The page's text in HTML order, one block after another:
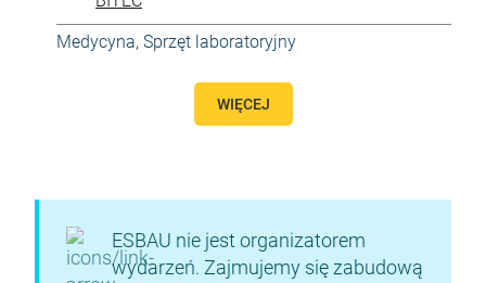
Medycyna, Sprzęt laboratoryjny
WIĘCEJ
ESBAU nie jest organizatorem
wydarzeń. Zajmujemy się zabudową